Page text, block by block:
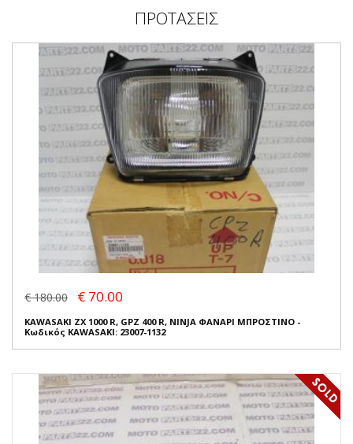
ΠΡΟΤΑΣΕΙΣ
€ 180.00 € 70.00
KAWASAKI ZX 1000 R, GPZ 400 R, NINJA ΦΑΝΑΡΙ ΜΠΡΟΣΤΙΝΟ -
Κωδικός KAWASAKI: 23007-1132